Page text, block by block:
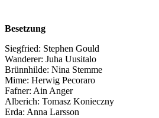
Besetzung
Siegfried: Stephen Gould
Wanderer: Juha Uusitalo
Brünnhilde: Nina Stemme
Mime: Herwig Pecoraro
Fafner: Ain Anger
Alberich: Tomasz Konieczny
Erda: Anna Larsson